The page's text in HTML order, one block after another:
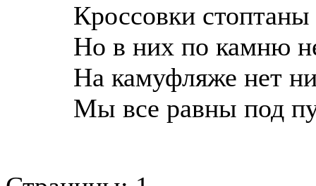
Кроссовки
Но в них по камню
На камуфляже нет
Мы все равны под